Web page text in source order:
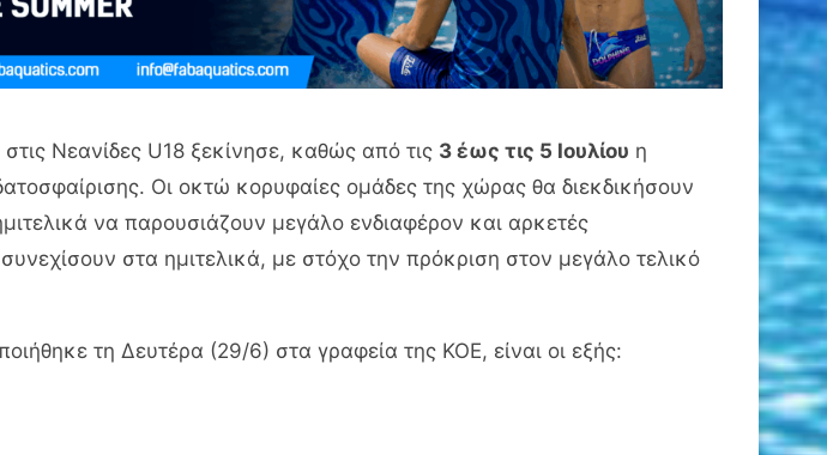
Νεανίδες U18 ξεκίνησε, καθώς από τις 3 έως τις 5 Ιουλίου η
Οι οκτώ κορυφαίες ομάδες της χώρας θα διεκδικήσουν
να παρουσιάζουν μεγάλο ενδιαφέρον και αρκετές
στα ημιτελικά, με στόχο την πρόκριση στον μεγάλο τελικό
τη Δευτέρα (29/6) στα γραφεία της ΚΟΕ, είναι οι εξής: